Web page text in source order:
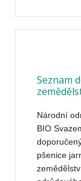
Seznam
Národní
BIO
pšenice